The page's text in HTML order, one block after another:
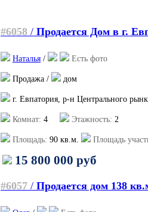
#6058 / Продается Дом в г.
Наталья / Есть фото
Продажа / дом
г. Евпатория, р-н Центрального
Комнат: 4 Этажность: 2
Площадь: 90 кв.м. Площадь
15 800 000 руб
#6057 / Продается дом 138